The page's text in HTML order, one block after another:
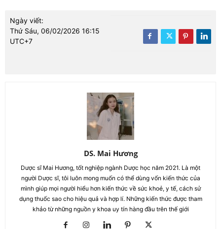
Ngày viết:
Thứ Sáu, 06/02/2026 16:15
UTC+7
DS. Mai Hương
Dược sĩ Mai Hương, tốt nghiệp ngành Dược học năm 2021. Là một
người Dược sĩ, tôi luôn mong muốn có thể dùng vốn kiến thức của
mình giúp mọi người hiểu hơn kiến thức về sức khoẻ, y tế, cách sử
dụng thuốc sao cho hiệu quả và hợp lí. Những kiến thức được tham
khảo từ những nguồn y khoa uy tín hàng đầu trên thế giới